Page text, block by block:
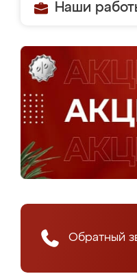
Наши
Обратный